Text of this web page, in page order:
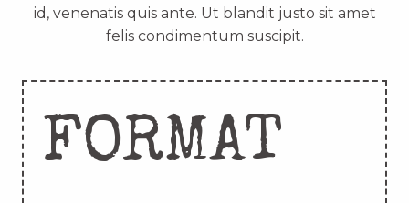
id, venenatis quis ante. Ut blandit justo sit amet
felis condimentum suscipit.
FORMAT